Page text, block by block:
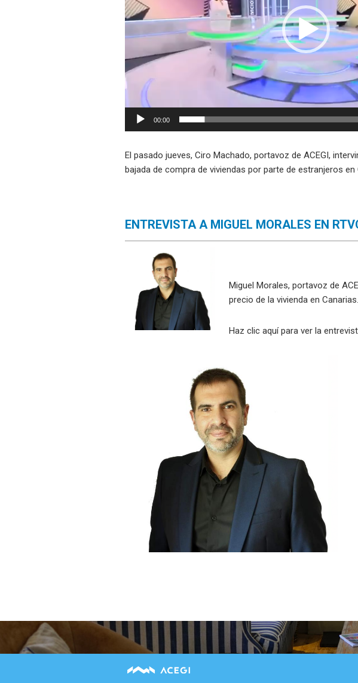
00:00
El pasado jueves, Ciro Machado, portavoz de ACEGI,
bajada de compra de viviendas por parte de estranjeros en
ENTREVISTA A MIGUEL MORALES EN
Miguel Morales, portavoz de
precio de la vivienda en Canarias.
Haz clic aquípara ver la